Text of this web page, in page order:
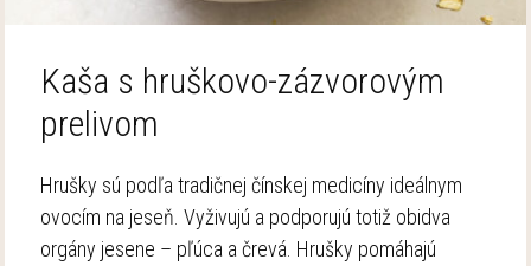
Kaša s hruškovo-zázvorovým
prelivom
Hrušky sú podľa tradičnej čínskej medicíny ideálnym
ovocím na jeseň. Vyživujú a podporujú totiž obidva
orgány jesene – pľúca a črevá. Hrušky pomáhajú